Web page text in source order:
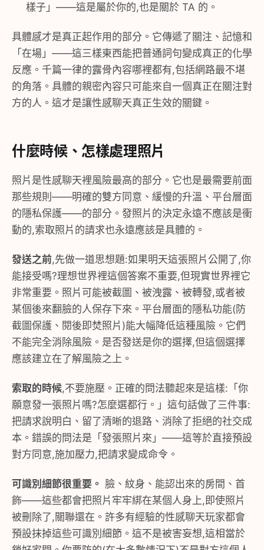
樣子」——這是屬於你的,也是關於 TA 的。
具體感才是真正起作用的部分。它傳遞了關注、記憶和
「在場」——這三樣東西能把普通詞句變成真正的化學
反應。千篇一律的露骨內容哪裡都有,包括網路最不堪
的角落。具體的親密內容只可能來自一個真正在關注對
方的人。這才是讓性感聊天真正生效的關鍵。
什麼時候、怎樣處理照片
照片是性感聊天裡風險最高的部分。它也是最需要前面
那些規則——明確的雙方同意、緩慢的升溫、平台層面
的隱私保護——的部分。發照片的決定永遠不應該是衝
動的,索取照片的請求也永遠應該是具體的。
發送之前,先做一道思想題:如果明天這張照片公開了,你
能接受嗎?理想世界裡這個答案不重要,但現實世界裡它
非常重要。照片可能被截圖、被洩露、被轉發,或者被
某個後來翻臉的人保存下來。平台層面的隱私功能(防
截圖保護、閱後即焚照片)能大幅降低這種風險。它們
不能完全消除風險。是否發送是你的選擇,但這個選擇
應該建立在了解風險之上。
索取的時候,不要施壓。正確的問法聽起來是這樣:「你
願意發一張照片嗎?怎麼選都行。」這句話做了三件事:
把請求說明白、留了清晰的退路、消除了拒絕的社交成
本。錯誤的問法是「發張照片來」——這等於直接預設
對方同意,施加壓力,把請求變成命令。
可識別細節很重要。 臉、紋身、能認出來的房間、首
飾——這些都會把照片牢牢綁在某個人身上,即使照片
被刪除了,關聯還在。許多有經驗的性感聊天玩家都會
預設抹掉這些可識別細節。這不是被害妄想,這相當於